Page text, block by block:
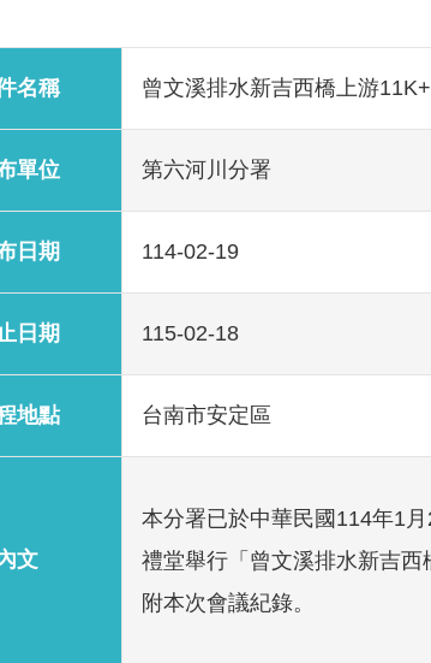
名稱 曾文溪排水新吉西橋上游
單位 第六河川分署
日期 114-02-19
日期 115-02-18
地點 台南市安定區
文
本分署已於中華民國114年1
禮堂舉行「曾文溪排水新吉
附本次會議紀錄。